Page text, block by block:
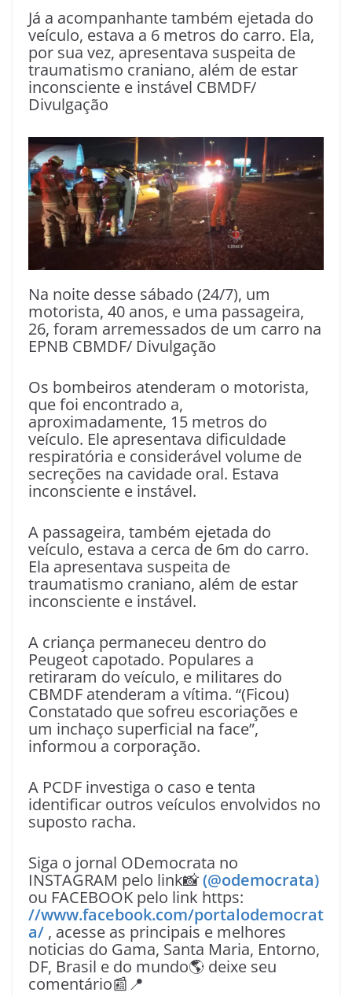
Já a acompanhante também ejetada do
veículo, estava a 6 metros do carro. Ela,
por sua vez, apresentava suspeita de
traumatismo craniano, além de estar
inconsciente e instável CBMDF/
Divulgação
Na noite desse sábado (24/7), um
motorista, 40 anos, e uma passageira,
26, foram arremessados de um carro na
EPNB CBMDF/ Divulgação
Os bombeiros atenderam o motorista,
que foi encontrado a,
aproximadamente, 15 metros do
veículo. Ele apresentava dificuldade
respiratória e considerável volume de
secreções na cavidade oral. Estava
inconsciente e instável.
A passageira, também ejetada do
veículo, estava a cerca de 6m do carro.
Ela apresentava suspeita de
traumatismo craniano, além de estar
inconsciente e instável.
A criança permaneceu dentro do
Peugeot capotado. Populares a
retiraram do veículo, e militares do
CBMDF atenderam a vítima. “(Ficou)
Constatado que sofreu escoriações e
um inchaço superficial na face”,
informou a corporação.
A PCDF investiga o caso e tenta
identificar outros veículos envolvidos no
suposto racha.
Siga o jornal ODemocrata no
INSTAGRAM pelo link📸(@odemocrata)
ou FACEBOOK pelo link https:
//www.facebook.com/portalodemocrat
a/ , acesse as principais e melhores
noticias do Gama, Santa Maria, Entorno,
DF, Brasil e do mundo🌎 deixe seu
comentário📰📍